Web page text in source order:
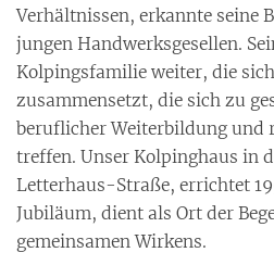
Verhältnissen, erkannte seine
jungen Handwerksgesellen.
Kolpingsfamilie weiter, die
zusammensetzt, die sich zu
beruflicher Weiterbildung und
treffen. Unser Kolpinghaus in
Letterhaus-Straße, errichtet
Jubiläum, dient als Ort der
gemeinsamen Wirkens.